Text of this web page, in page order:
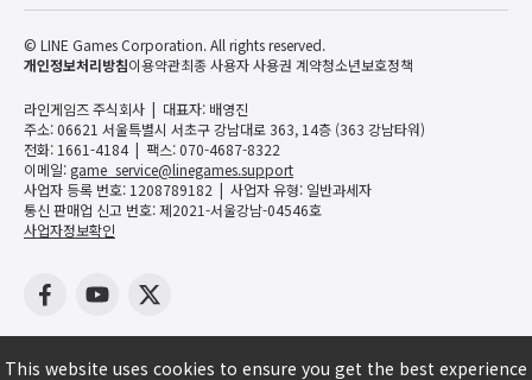
© LINE Games Corporation. All rights reserved.
개인정보처리방침이용약관최종 사용자 사용권 계약청소년보호정책
라인게임즈 주식회사
대표자: 배영진
주소: 06621 서울특별시 서초구 강남대로 363, 14층 (363 강남타워)
전화: 1661-4184
팩스: 070-4687-8322
이메일: game_service@linegames.support
사업자 등록 번호: 1208789182
사업자 유형: 일반과세자
통신 판매업 신고 번호: 제2021-서울강남-04546호
사업자정보확인
This website uses cookies to ensure you get the best experience